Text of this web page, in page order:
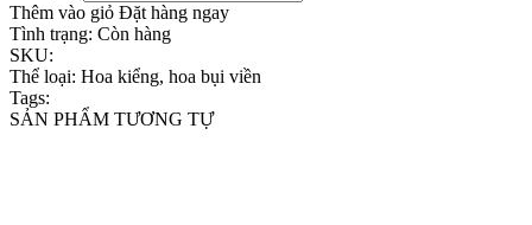
Thêm vào giỏ Đặt hàng ngay
Tình trạng: Còn hàng
SKU:
Thể loại: Hoa kiểng, hoa bụi viền
Tags:
SẢN PHẨM TƯƠNG TỰ